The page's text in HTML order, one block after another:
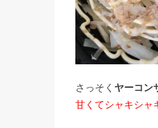
さっそく ヤーコン
甘くてシャキシャ